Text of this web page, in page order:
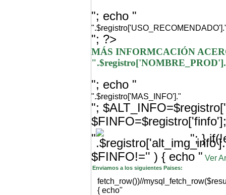
"; echo "
"; ?>
MÁS INFORMCACIÓN
"; echo "
".$registro['MAS_INFO']."
";
"
"; }
$FINFO!='' ) { echo " Ver
Enviamos a los siguientes Paises:
fetch_row())//
{ echo"